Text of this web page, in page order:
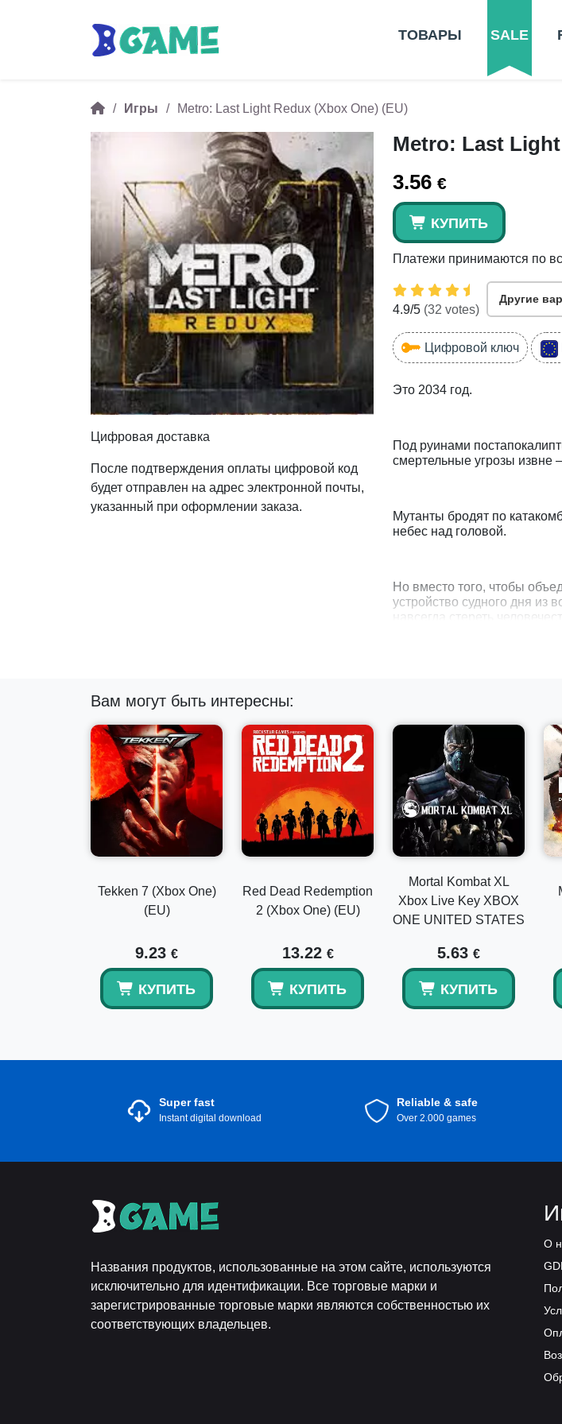
ТОВАРЫ SALE
Игры Metro: Last Light Redux (Xbox One) (EU)
Цифровая доставка
После подтверждения оплаты цифровой код
будет отправлен на адрес электронной почты,
указанный при оформлении заказа.
Metro: Last
3.56 €
КУПИТЬ
Платежи принимаются по
4.9/5 (32 votes)
Другие
Цифровой ключ
Это 2034 год.
Под руинами
смертельные угрозы извне
Мутанты бродят по
небес над головой.
Но вместо того, чтобы
устройство судного дня из
Вам могут быть интересны:
Tekken 7 (Xbox One)
(EU)
9.23 €
КУПИТЬ
Red Dead Redemption
2 (Xbox One) (EU)
13.22 €
КУПИТЬ
Mortal Kombat XL
Xbox Live Key XBOX
ONE UNITED STATES
5.63 €
КУПИТЬ
Super fast
Instant digital download
Reliable & safe
Over 2.000 games
Названия продуктов, использованные на этом сайте, используются
исключительно для идентификации. Все торговые марки и
зарегистрированные торговые марки являются собственностью их
соответствующих владельцев.
О